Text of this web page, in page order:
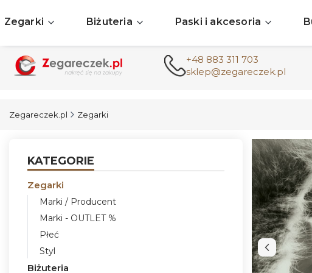
+48 883 311 703
sklep@zegareczek.pl
Zegarki Biżuteria Paski i akcesoria
Zegareczek.pl Zegarki
KATEGORIE
Zegarki
Marki / Producent
Marki - OUTLET %
Płeć
Styl
Biżuteria